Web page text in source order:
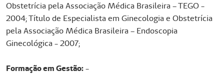
Obstetrícia pela Associação Médica Brasileira – TEGO -
2004; Título de Especialista em Ginecologia e Obstetrícia
pela Associação Médica Brasileira – Endoscopia
Ginecológica - 2007;
Formação em Gestão:-